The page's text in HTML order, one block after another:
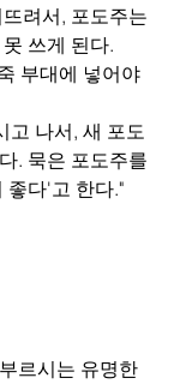
려서, 포도주는
쓰게 된다.
부대에 넣어야
고 나서, 새 포도
. 묵은 포도주를
좋다'고 한다."
르시는 유명한